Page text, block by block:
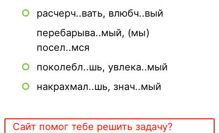
расчерч..вать, влюбч..вый
перебарыва..мый, (мы)
посел..мся
поколебл..шь, увлека..мый
накрахмал..шь, знач..мый
Сайт помог тебе решить задачу?